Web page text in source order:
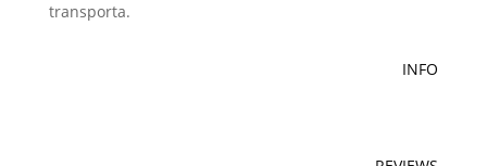
transporta.
INFO